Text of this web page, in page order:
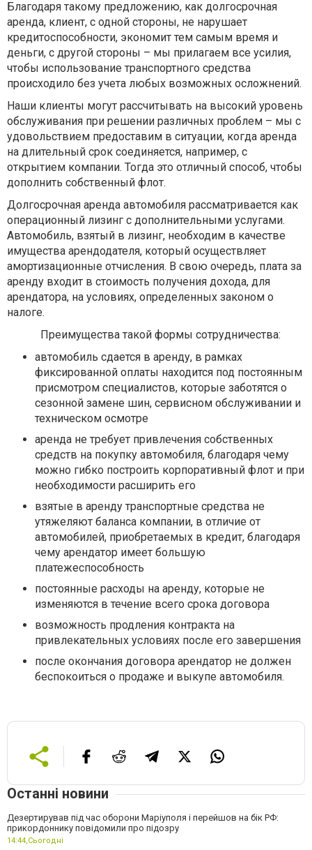
Благодаря такому предложению, как долгосрочная
аренда, клиент, с одной стороны, не нарушает
кредитоспособности, экономит тем самым время и
деньги, с другой стороны – мы прилагаем все усилия,
чтобы использование транспортного средства
происходило без учета любых возможных осложнений.
Наши клиенты могут рассчитывать на высокий уровень
обслуживания при решении различных проблем – мы с
удовольствием предоставим в ситуации, когда аренда
на длительный срок соединяется, например, с
открытием компании. Тогда это отличный способ, чтобы
дополнить собственный флот.
Долгосрочная аренда автомобиля рассматривается как
операционный лизинг с дополнительными услугами.
Автомобиль, взятый в лизинг, необходим в качестве
имущества арендодателя, который осуществляет
амортизационные отчисления. В свою очередь, плата за
аренду входит в стоимость получения дохода, для
арендатора, на условиях, определенных законом о
налоге.
Преимущества такой формы сотрудничества:
автомобиль сдается в аренду, в рамках
фиксированной оплаты находится под постоянным
присмотром специалистов, которые заботятся о
сезонной замене шин, сервисном обслуживании и
техническом осмотре
аренда не требует привлечения собственных
средств на покупку автомобиля, благодаря чему
можно гибко построить корпоративный флот и при
необходимости расширить его
взятые в аренду транспортные средства не
утяжеляют баланса компании, в отличие от
автомобилей, приобретаемых в кредит, благодаря
чему арендатор имеет большую
платежеспособность
постоянные расходы на аренду, которые не
изменяются в течение всего срока договора
возможность продления контракта на
привлекательных условиях после его завершения
после окончания договора арендатор не должен
беспокоиться о продаже и выкупе автомобиля.
Останні новини
Дезертирував під час оборони Маріуполя і перейшов на бік РФ:
прикордоннику повідомили про підозру
14:44,Сьогодні